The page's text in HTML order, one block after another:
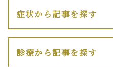
症状から記事を探す
診療から記事を探す